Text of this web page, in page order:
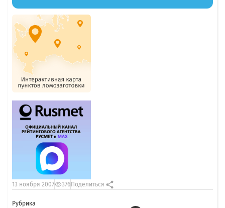
Рубрика
13 ноября 2007 376 Поделиться